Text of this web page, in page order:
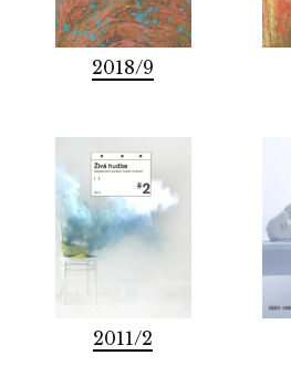
2018/9
2011/2